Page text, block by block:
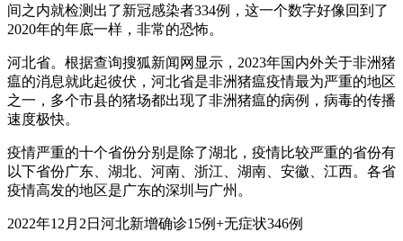
间之内就检测出了新冠感染者334例，这一个数字好像回到了
2020年的年底一样，非常的恐怖。
河北省。根据查询搜狐新闻网显示，2023年国内外关于非洲猪
瘟的消息就此起彼伏，河北省是非洲猪瘟疫情最为严重的地区
之一，多个市县的猪场都出现了非洲猪瘟的病例，病毒的传播
速度极快。
疫情严重的十个省份分别是除了湖北，疫情比较严重的省份有
以下省份广东、湖北、河南、浙江、湖南、安徽、江西。各省
疫情高发的地区是广东的深圳与广州。
2022年12月2日河北新增确诊15例+无症状346例